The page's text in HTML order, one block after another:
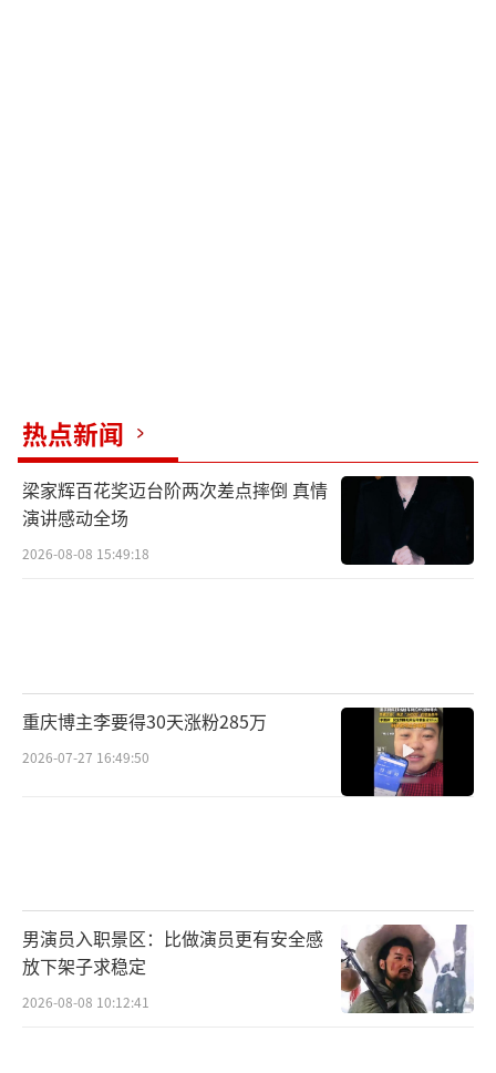
热点新闻
梁家辉百花奖迈台阶两次差点摔倒 真情
演讲感动全场
2026-08-08 15:49:18
重庆博主李要得30天涨粉285万
2026-07-27 16:49:50
男演员入职景区：比做演员更有安全感
放下架子求稳定
2026-08-08 10:12:41